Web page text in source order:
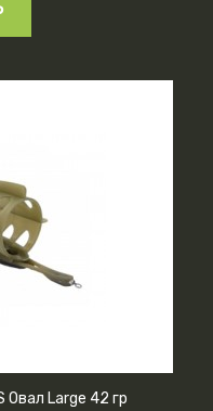
Овал Large 42 гр